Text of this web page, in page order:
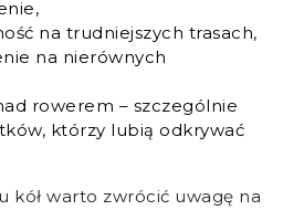
na trudniejszych trasach,
na nierównych
rowerem – szczególnie
którzy lubią odkrywać
kół warto zwrócić uwagę na